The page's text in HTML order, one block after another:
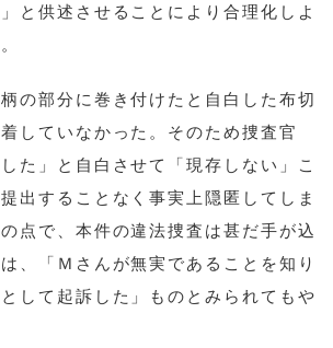
と供述させることにより合理化しよ
の部分に巻き付けたと自白した布切
していなかった。そのため捜査官
た」と自白させて「現存しない」こ
出することなく事実上隠匿してしま
点で、本件の違法捜査は甚だ手が込
、「Ｍさんが無実であることを知り
して起訴した」ものとみられてもや